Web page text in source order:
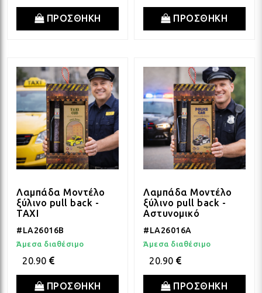
ΠΡΟΣΘΗΚΗ ΠΡΟΣΘΗΚΗ
Λαμπάδα Μοντέλο
ξύλινο pull back -
TAXI
#LA26016B
Άμεσα διαθέσιμο
20.90
ΠΡΟΣΘΗΚΗ
Λαμπάδα Μοντέλο
ξύλινο pull back -
Αστυνομικό
#LA26016A
Άμεσα διαθέσιμο
20.90
ΠΡΟΣΘΗΚΗ